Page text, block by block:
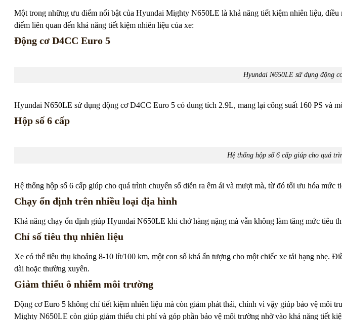
Một trong những ưu điểm nổi bật của Hyundai Mighty N650LE là khả năng tiết kiệm nhiên liệu,
điểm liên quan đến khả năng tiết kiệm nhiên liệu của xe:
Động cơ D4CC Euro 5
Hyundai N650LE sử dụng động
Hyundai N650LE sử dụng động cơ D4CC Euro 5 có dung tích 2.9L, mang lại công suất 160 PS và
Hộp số 6 cấp
Hệ thống hộp số 6 cấp giúp cho quá
Hệ thống hộp số 6 cấp giúp cho quá trình chuyển số diễn ra êm ái và mượt mà, từ đó tối ưu hóa mức
Chạy ổn định trên nhiều loại địa hình
Khả năng chạy ổn định giúp Hyundai N650LE khi chở hàng nặng mà vẫn không làm tăng mức tiêu
Chỉ số tiêu thụ nhiên liệu
Xe có thể tiêu thụ khoảng 8-10 lít/100 km, một con số khá ấn tượng cho một chiếc xe tải hạng nhẹ.
dài hoặc thường xuyên.
Giảm thiểu ô nhiễm môi trường
Động cơ Euro 5 không chỉ tiết kiệm nhiên liệu mà còn giảm phát thải, chính vì vậy giúp bảo vệ môi
Mighty N650LE còn giúp giảm thiểu chi phí và góp phần bảo vệ môi trường nhờ vào khả năng tiết